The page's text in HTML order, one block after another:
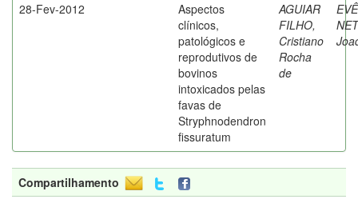
28-Fev-2012
Aspectos
clínicos,
patológicos e
reprodutivos de
bovinos
intoxicados pelas
favas de
Stryphnodendron
fissuratum
AGUIAR
FILHO,
Cristiano
Rocha
de
Compartilhamento